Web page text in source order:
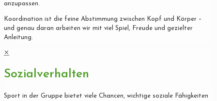
anzupassen.
Koordination ist die feine Abstimmung zwischen Kopf und Körper –
und genau daran arbeiten wir mit viel Spiel, Freude und gezielter
Anleitung.
✕
Sozialverhalten
Sport in der Gruppe bietet viele Chancen, wichtige soziale Fähigkeiten